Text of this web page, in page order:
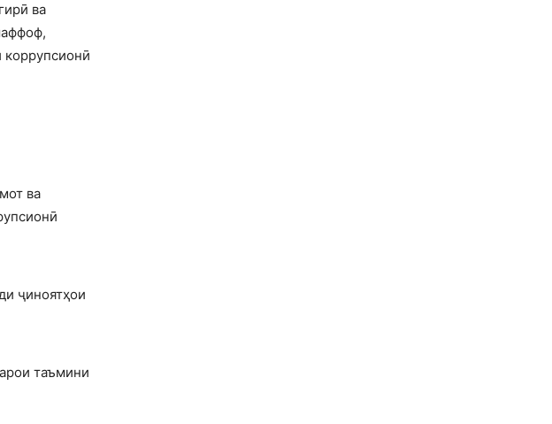
ва
коррупсионӣ
ва
ҷиноятҳои
таъмини